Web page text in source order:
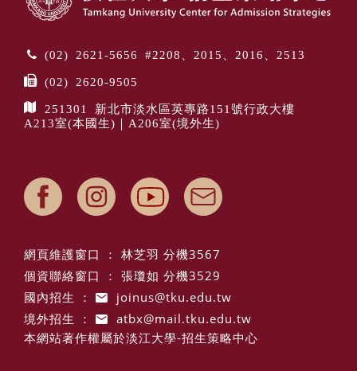
(02) 2621-5656 #2208、2015、2016、2513
(02) 2620-9505
251301 新北市淡水區英專路151號行政大樓
A213室(本國生)｜A206室(境外生)
網頁維護窗口 ： 林芝羽 分機3567
個資聯絡窗口 ： 張瓊如 分機3529
國內招生 ：
joinus@tku.edu.tw
境外招生 ：
atbx@mail.tku.edu.tw
本網站著作權屬於淡江大學-招生策略中心